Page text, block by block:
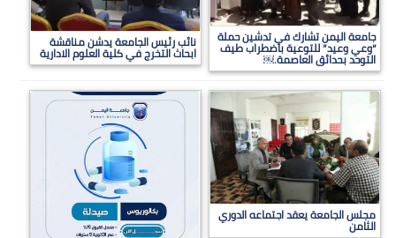
جامعة اليمن تشارك في تدشين حملة
“وعي وعيد” للتوعية باضطراب طيف
التوحد بحدائق العاصمة.￼
نائب رئيس الجامعة يدشن مناقشة
ابحاث التخرج في كلية العلوم الادارية
مجلس الجامعة يعقد اجتماعه الدوري
الثامن